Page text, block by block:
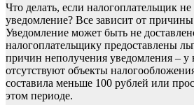
Что делать, если налогоплательщик
уведомление? Все зависит от причины
Уведомление может быть не
налогоплательщику предоставлены
причин неполучения уведомления – у
отсутствуют объекты
составила меньше 100 рублей или
этом периоде.